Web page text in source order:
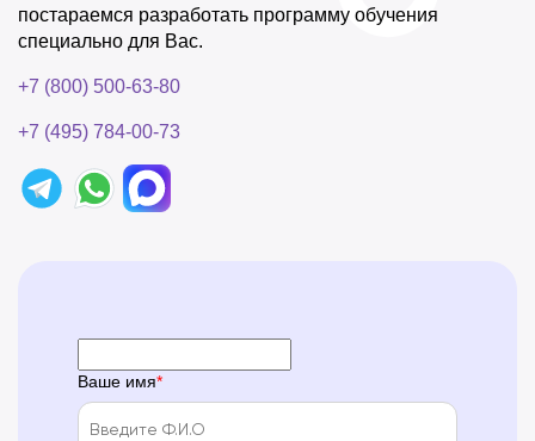
постараемся разработать программу обучения
специально для Вас.
+7 (800) 500-63-80
+7 (495) 784-00-73
Ваше имя